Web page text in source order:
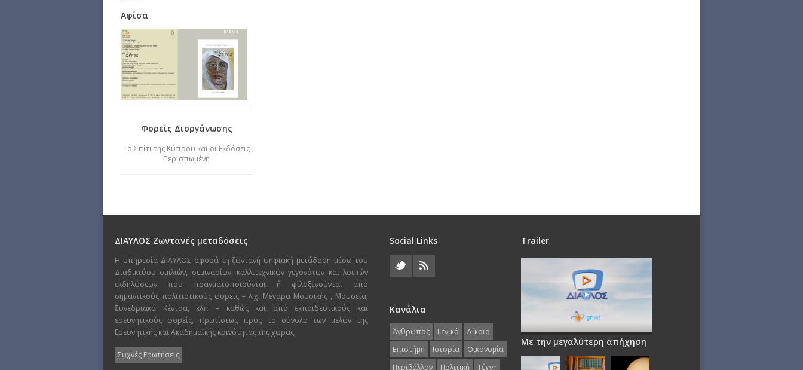
Αφίσα
Φορείς Διοργάνωσης
Το Σπίτι της Κύπρου και οι Εκδόσεις
Περισπωμένη
ΔΙΑΥΛΟΣ Ζωντανές μεταδόσεις
Η υπηρεσία ΔΙΑΥΛΟΣ αφορά τη ζωντανή ψηφιακή μετάδοση μέσω του
Διαδικτύου ομιλιών, σεμιναρίων, καλλιτεχνικών γεγονότων και λοιπών
εκδηλώσεων που πραγματοποιούνται ή φιλοξενούνται από
σημαντικούς πολιτιστικούς φορείς – λ.χ. Μέγαρα Μουσικής , Μουσεία,
Συνεδριακά Κέντρα, κλπ – καθώς και από εκπαιδευτικούς και
ερευνητικούς φορείς, πρωτίστως προς το σύνολο των μελών της
Ερευνητικής και Ακαδημαϊκής κοινότητας της χώρας.
Συχνές Ερωτήσεις
Social Links
Κανάλια
Άνθρωπος Γενικά
Δίκαιο
Επιστήμη
Ιστορία
Οικονομία
Περιβάλλον
Πολιτική Τέχνη
Trailer
Με την μεγαλύτερη απήχηση